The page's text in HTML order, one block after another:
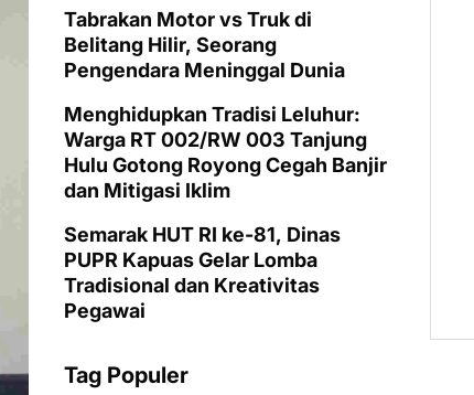
Tabrakan Motor vs Truk di
Belitang Hilir, Seorang
Pengendara Meninggal Dunia
Menghidupkan Tradisi Leluhur:
Warga RT 002/RW 003 Tanjung
Hulu Gotong Royong Cegah Banjir
dan Mitigasi Iklim
Semarak HUT RI ke-81, Dinas
PUPR Kapuas Gelar Lomba
Tradisional dan Kreativitas
Pegawai
Tag Populer